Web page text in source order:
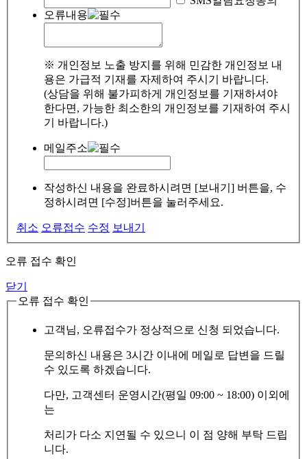
오류내용
※ 개인정보 노출 방지를 위해 민감한 개인정보 내
용은 가급적 기재를 자제하여 주시기 바랍니다.
(상담을 위해 불가피하게 개인정보를 기재하셔야
한다면, 가능한 최소한의 개인정보를 기재하여 주시
기 바랍니다.)
메일주소
작성하신 내용을 완료하시려면 [보내기] 버튼을, 수
정하시려면 [수정]버튼을 눌러주세요.
취소 오류접수 수정 보내기
오류 접수 확인
닫기
오류 접수 확인
고객님, 오류접수가 정상적으로 신청 되었습니다.
문의하신 내용은 3시간 이내에 메일로 답변을 드릴
수 있도록 하겠습니다.
다만, 고객센터 운영시간(평일 09:00 ~ 18:00) 이외에
는
처리가 다소 지연될 수 있으니 이 점 양해 부탁 드립
니다.